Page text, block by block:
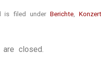
is filed under Berichte,
are closed.